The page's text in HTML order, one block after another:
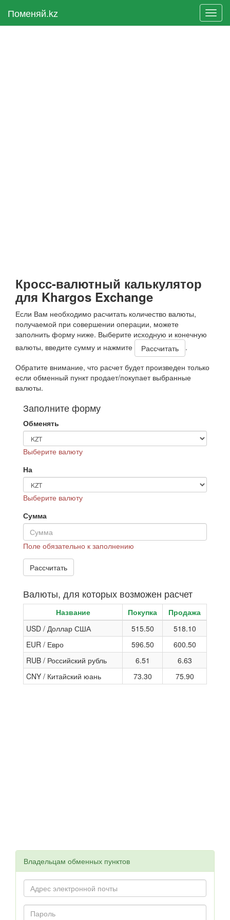
Поменяй.kz
Кросс-валютный калькулятор
для Khargos Exchange
Если Вам необходимо расчитать количество валюты,
получаемой при совершении операции, можете
заполнить форму ниже. Выберите исходную и конечную
валюты, введите сумму и нажмите
.
Обратите внимание, что расчет будет произведен только
если обменный пункт продает/покупает выбранные
валюты.
Заполните форму
Обменять
Выберите валюту
На
Выберите валюту
Сумма
Поле обязательно к заполнению
Валюты, для которых возможен расчет
Название Покупка
Продажа
USD / Доллар США
515.50
518.10
EUR / Евро
596.50
600.50
RUB / Российский рубль
6.51
6.63
CNY / Китайский юань
73.30 75.90
Владельцам обменных пунктов